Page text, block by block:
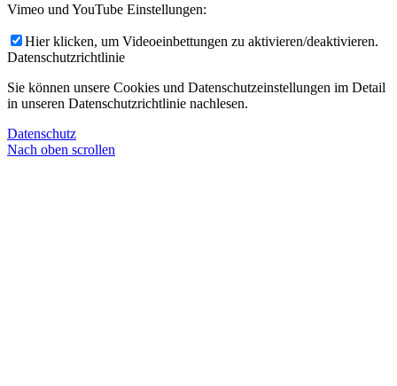
Vimeo und YouTube Einstellungen:
Hier klicken, um Videoeinbettungen zu aktivieren/deaktivieren.
Datenschutzrichtlinie
Sie können unsere Cookies und Datenschutzeinstellungen im Detail
in unseren Datenschutzrichtlinie nachlesen.
Datenschutz
Nach oben scrollen